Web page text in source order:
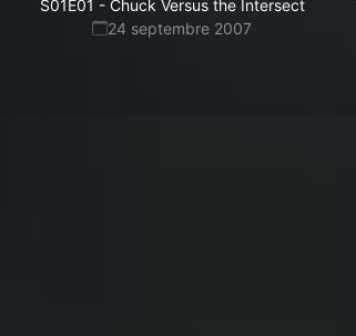
S01E01 - Chuck Versus the Intersect
24 septembre 2007